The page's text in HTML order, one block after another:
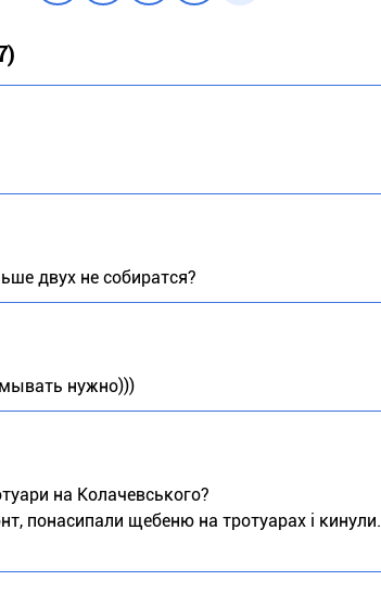
двух не собиратся?
нужно)))
на Колачевського?
понасипали щебеню на тротуарах і кинули.